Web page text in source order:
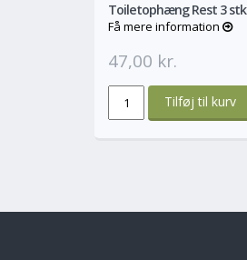
Toiletophæng Rest 3 stk
Få mere information
47,00 kr.